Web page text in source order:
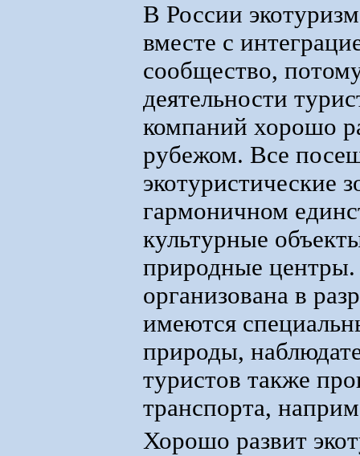
В России
вместе с
сообщество,
деятельности
компаний хорошо
рубежом. Все
экотуристические
гармоничном
культурные
природные центры.
организована в
имеются
природы,
туристов также
транспорта,
Хорошо развит